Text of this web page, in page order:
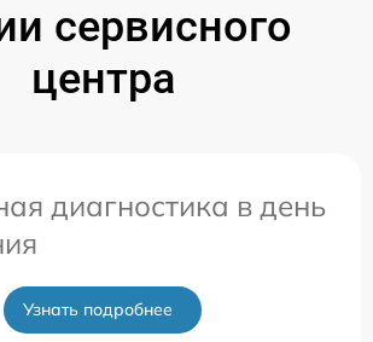
сервисного
центра
диагностика в день
Узнать подробнее